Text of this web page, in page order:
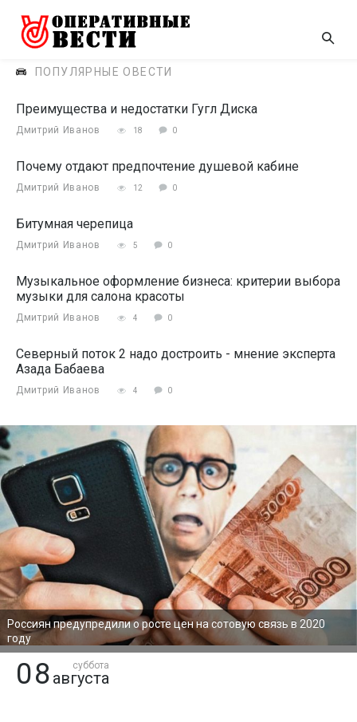
ПОПУЛЯРНЫЕ ОВЕСТИ
Преимущества и недостатки Гугл Диска
Дмитрий Иванов 18 0
Почему отдают предпочтение душевой кабине
Дмитрий Иванов 12 0
Битумная черепица
Дмитрий Иванов 5 0
Музыкальное оформление бизнеса: критерии выбора
музыки для салона красоты
Дмитрий Иванов 4 0
Северный поток 2 надо достроить - мнение эксперта
Азада Бабаева
Дмитрий Иванов 4 0
Россиян предупредили о росте цен на сотовую связь в 2020
году
08 суббота
августа